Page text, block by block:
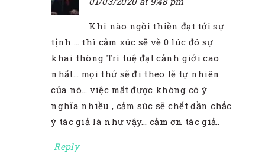
Khi nào ngồi thiền đạt tới sự
tịnh … thì cảm xúc sẽ về 0 lúc đó sự
khai thông Trí tuệ đạt cảnh giới cao
nhất… mọi thứ sẽ đi theo lẽ tự nhiên
của nó… việc mất được không có ý
nghĩa nhiều , cảm súc sẽ chết dần chắc
ý tác giả là như vậy… cảm ơn tác giả..
Reply